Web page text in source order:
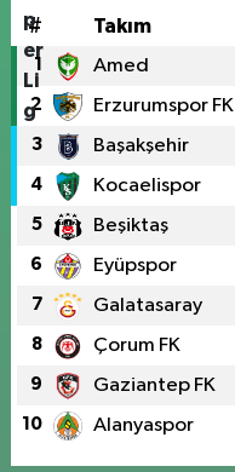
# Takım
1 Amed
2 Erzurumspor FK
3 Başakşehir
4 Kocaelispor
5 Beşiktaş
6 Eyüpspor
7 Galatasaray
8 Çorum FK
9 Gaziantep FK
10 Alanyaspor